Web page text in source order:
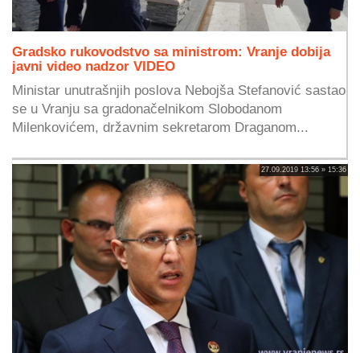
Gradsko rukovodstvo sa ministrom: Vranje dobija
javni video nadzor VIDEO
Ministar unutrašnjih poslova Nebojša Stefanović sastao
se u Vranju sa gradonačelnikom Slobodanom
Milenkovićem, državnim sekretarom Draganom...
27.09.2019 13:56 » 15:36